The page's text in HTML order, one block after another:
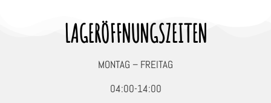
LAGERÖFFNUNGSZEITEN
MONTAG – FREITAG
04:00-14:00